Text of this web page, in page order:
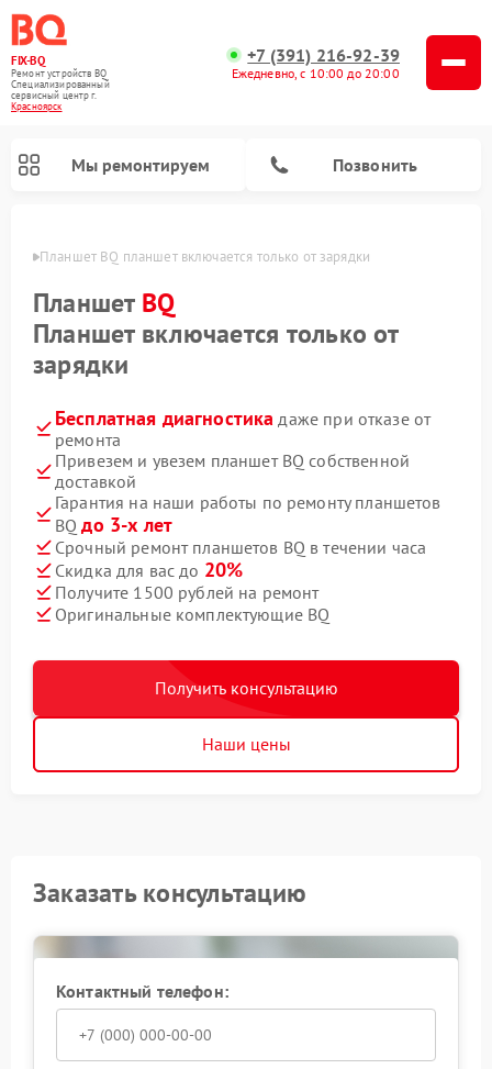
FIX-BQ
Ремонт устройств BQ
Специализированный
cервисный центр г.
Красноярск
+7 (391) 216-92-39
Ежедневно, с 10:00 до 20:00
Мы ремонтируем Позвонить
Планшет BQ планшет включается только от зарядки
Планшет BQ
Планшет включается только от
зарядки
Бесплатная диагностика даже при отказе от
ремонта
Привезем и увезем планшет BQ собственной
доставкой
Гарантия на наши работы по ремонту планшетов
BQдо 3-х лет
Срочный ремонт планшетов BQ в течении часа
Скидка для вас до 20%
Получите 1500 рублей на ремонт
Оригинальные комплектующие BQ
Получить консультацию
Наши цены
Заказать консультацию
Контактный телефон: